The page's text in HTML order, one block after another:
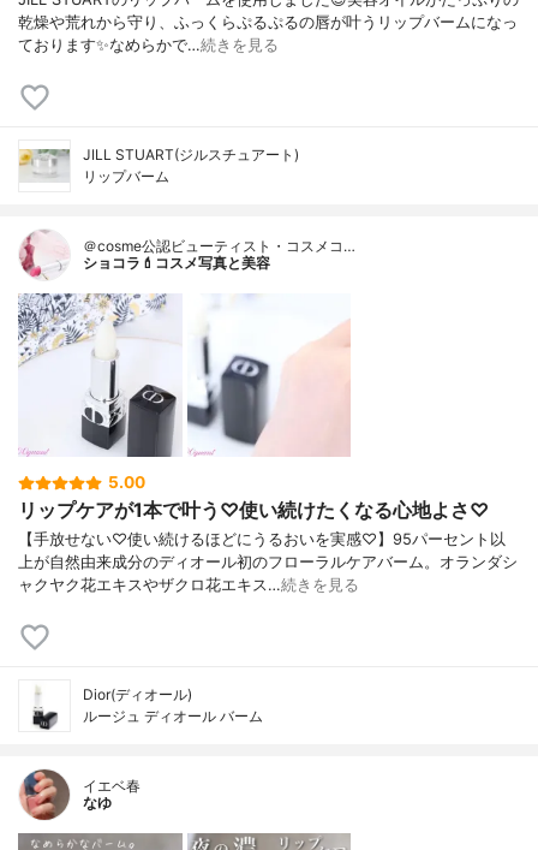
乾燥や荒れから守り、ふっくらぷるぷるの唇が叶うリップバームになっ
ております✨なめらかで…続きを見る
JILL STUART(ジルスチュアート)
リップバーム
＠cosme公認ビューティスト・コスメコ…
ショコラ💄コスメ写真と美容
5.00
リップケアが1本で叶う♡使い続けたくなる心地よさ♡
【手放せない♡使い続けるほどにうるおいを実感♡】95パーセント以
上が自然由来成分のディオール初のフローラルケアバーム。オランダシ
ャクヤク花エキスやザクロ花エキス…続きを見る
Dior(ディオール)
ルージュ ディオール バーム
イエベ春
なゆ